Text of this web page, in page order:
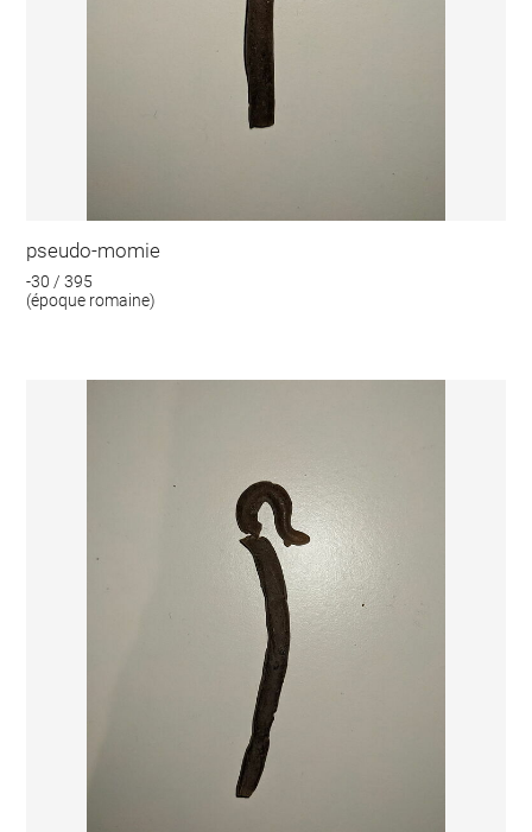
pseudo-momie
-30 / 395
(époque romaine)